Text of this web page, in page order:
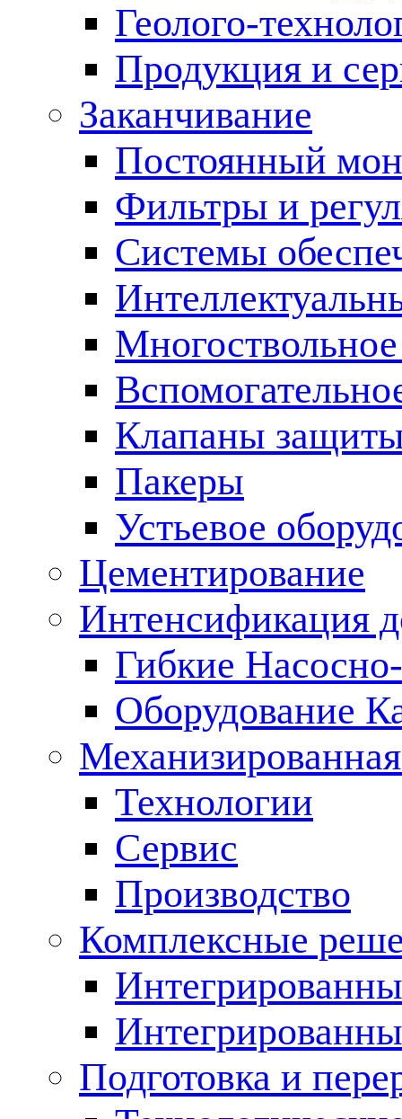
Геолого-
Продукция и
Заканчивание
Постоянный
Фильтры и
Cистемы
Клапаны
Пакеры
Устьевое
Цементирование
Интенсификация
Гибкие
Оборудование
Технологии
Сервис
Производство
Комплексные
Подготовка и